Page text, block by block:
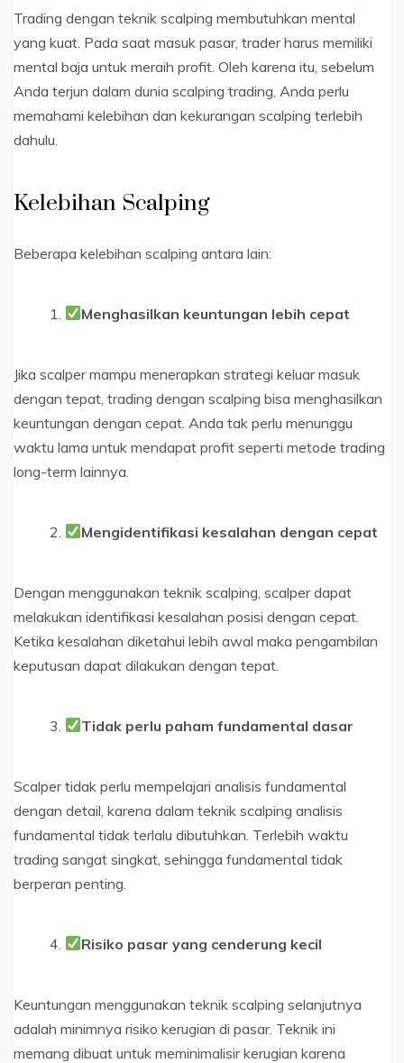
Trading dengan teknik scalping membutuhkan mental
yang kuat. Pada saat masuk pasar, trader harus memiliki
mental baja untuk meraih profit. Oleh karena itu, sebelum
Anda terjun dalam dunia scalping trading, Anda perlu
memahami kelebihan dan kekurangan scalping terlebih
dahulu.
Kelebihan Scalping
Beberapa kelebihan scalping antara lain:
Menghasilkan keuntungan lebih cepat
Jika scalper mampu menerapkan strategi keluar masuk
dengan tepat, trading dengan scalping bisa menghasilkan
keuntungan dengan cepat. Anda tak perlu menunggu
waktu lama untuk mendapat profit seperti metode trading
long-term lainnya.
Mengidentifikasi kesalahan dengan cepat
Dengan menggunakan teknik scalping, scalper dapat
melakukan identifikasi kesalahan posisi dengan cepat.
Ketika kesalahan diketahui lebih awal maka pengambilan
keputusan dapat dilakukan dengan tepat.
Tidak perlu paham fundamental dasar
Scalper tidak perlu mempelajari analisis fundamental
dengan detail, karena dalam teknik scalping analisis
fundamental tidak terlalu dibutuhkan. Terlebih waktu
trading sangat singkat, sehingga fundamental tidak
berperan penting.
Risiko pasar yang cenderung kecil
Keuntungan menggunakan teknik scalping selanjutnya
adalah minimnya risiko kerugian di pasar. Teknik ini
memang dibuat untuk meminimalisir kerugian karena